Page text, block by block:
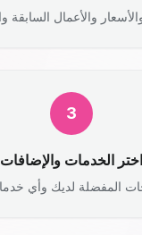
والأعمال السابقة
3
اختر الخدمات والإضافات
المفضلة لديك وأي